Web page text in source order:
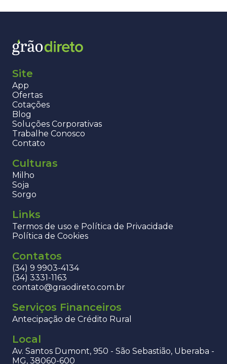
Site
App
Ofertas
Cotações
Blog
Soluções Corporativas
Trabalhe Conosco
Contato
Culturas
Milho
Soja
Sorgo
Links
Termos de uso e Política de Privacidade
Política de Cookies
Contatos
(34) 9 9903-4134
(34) 3331-1163
contato@graodireto.com.br
Serviços Financeiros
Antecipação de Crédito Rural
Local
Av. Santos Dumont, 950 - São Sebastião, Uberaba -
MG, 38060-600